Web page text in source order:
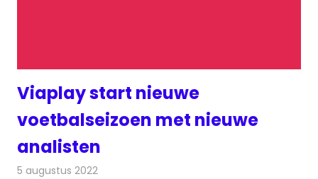
Viaplay start nieuwe
voetbalseizoen met nieuwe
analisten
5 augustus 2022